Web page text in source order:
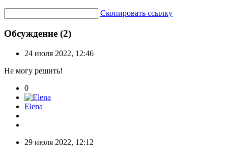
Скопировать ссылку
Обсуждение (2)
24 июля 2022, 12:46
Не могу решить!
0
Elena
29 июля 2022, 12:12